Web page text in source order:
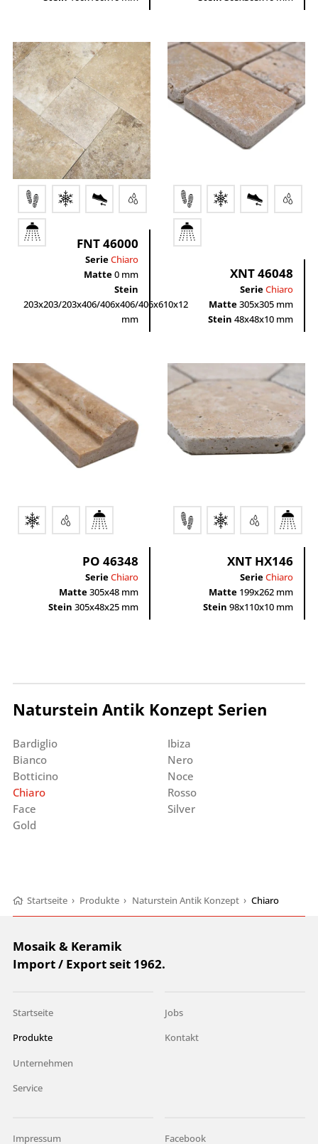
FNT 46000
SerieChiaro
Matte0 mm
Stein
203x203/203x406/406x406/406x610x12
mm
XNT 46048
SerieChiaro
Matte305x305 mm
Stein 48x48x10 mm
PO 46348
SerieChiaro
Matte305x48 mm
Stein 305x48x25 mm
XNT HX146
SerieChiaro
Matte 199x262 mm
Stein 98x110x10 mm
Naturstein Antik Konzept Serien
Bardiglio
Bianco
Botticino
Chiaro
Face
Gold
Ibiza
Nero
Noce
Rosso
Silver
Startseite › Produkte › Naturstein Antik Konzept › Chiaro
Mosaik & Keramik
Import / Export seit 1962.
Startseite
Produkte
Unternehmen
Service
Jobs
Kontakt
Impressum Facebook